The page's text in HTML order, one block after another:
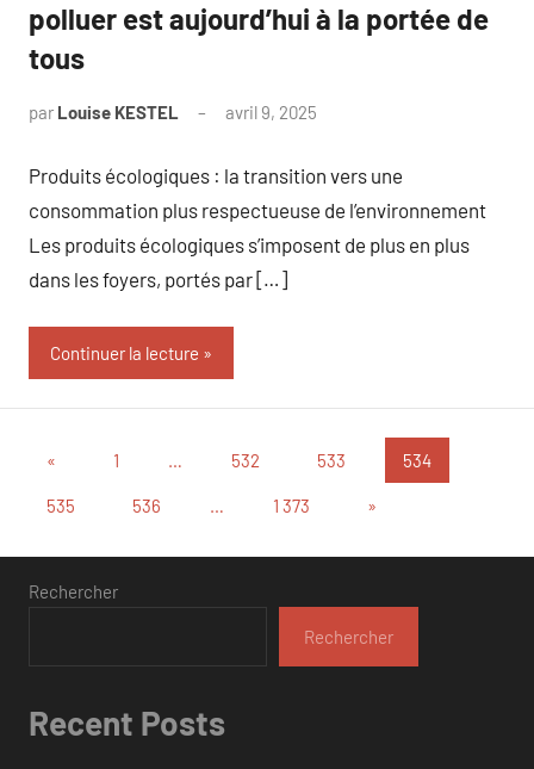
polluer est aujourd’hui à la portée de
tous
par Louise KESTEL avril 9, 2025
Produits écologiques : la transition vers une
consommation plus respectueuse de l’environnement
Les produits écologiques s’imposent de plus en plus
dans les foyers, portés par […]
Continuer la lecture
Pagination
des
publications
« Publications
1 … 532 533 534
535 536 … 1 373
Articles
»
Rechercher
Rechercher
Recent Posts